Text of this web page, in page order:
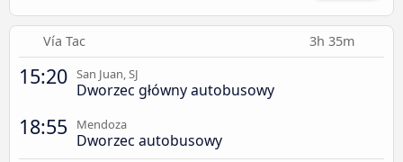
Vía Tac 3h 35m
15:20 San Juan, SJ
Dworzec główny autobusowy
18:55 Mendoza
Dworzec autobusowy